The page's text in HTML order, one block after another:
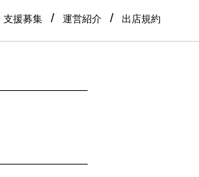
支援募集 運営紹介 出店規約